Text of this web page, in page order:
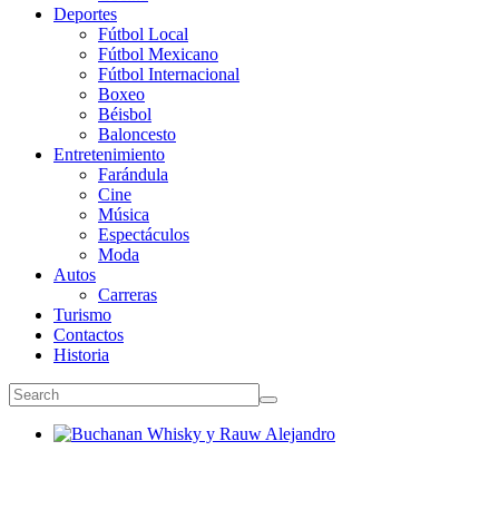
Deportes
Fútbol Local
Fútbol Mexicano
Fútbol Internacional
Boxeo
Béisbol
Baloncesto
Entretenimiento
Farándula
Cine
Música
Espectáculos
Moda
Autos
Carreras
Turismo
Contactos
Historia